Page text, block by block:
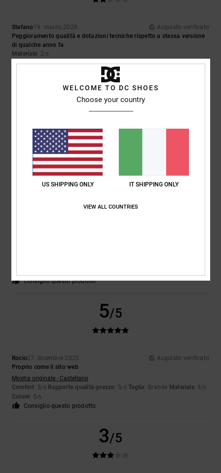
Stefano19. marzo 2026
Acquisto verificato
Peggioramento qualità e dotazioni tecniche rispetto a stessa versione
di qualche anno fa
Materiale: 2/5
5/5
19. febbraio 2026
Ottima giacca
: 5/5 Rapporto qualità-prezzo
Materiale: 5/5 Colore: 5/5
Consiglio questo prodotto
Consiglio questo prodotto
5/5
Rocio27. dicembre 2025
Acquisto verificato
Proprio come il sito web
Mostra originale - Castellano
Comfort: 5/5 Rapporto qualità-prezzo : 5/5 Taglia: Grande Materiale: 5 /5
Colore: 5/5
Consiglio questo prodotto
3/5
WELCOME TO DC SHOES
Choose your country
US SHIPPING ONLY IT SHIPPING ONLY
VIEW ALL COUNTRIES